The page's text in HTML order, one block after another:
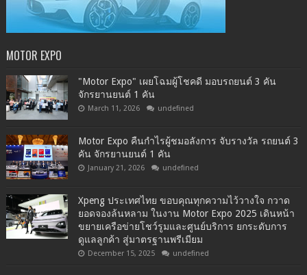
MOTOR EXPO
"Motor Expo" เผยโฉมผู้โชคดี มอบรถยนต์ 3 คัน
จักรยานยนต์ 1 คัน
March 11, 2026 undefined
Motor Expo คืนกำไรผู้ชมอลังการ จับรางวัล รถยนต์ 3
คัน จักรยานยนต์ 1 คัน
January 21, 2026 undefined
Xpeng ประเทศไทย ขอบคุณทุกความไว้วางใจ กวาด
ยอดจองล้นหลาม ในงาน Motor Expo 2025 เดินหน้า
ขยายเครือข่ายโชว์รูมและศูนย์บริการ ยกระดับการ
ดูแลลูกค้า สู่มาตรฐานพรีเมียม
December 15, 2025 undefined